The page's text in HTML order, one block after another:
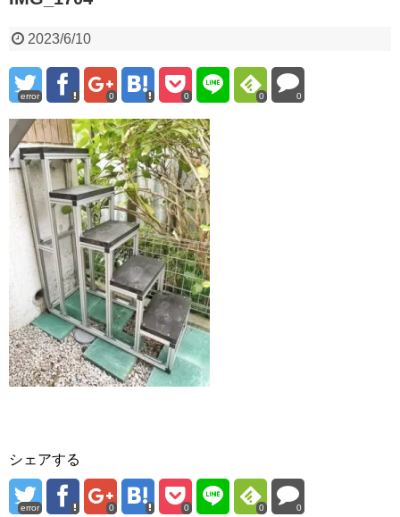
2023/6/10
error 0 0 0 0
シェアする
error 0 0 0 0